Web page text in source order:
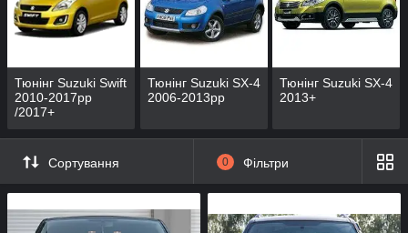
Тюнінг Suzuki Swift
2010-2017рр
/2017+
Тюнінг Suzuki SX-4
2006-2013рр
Тюнінг Suzuki SX-4
2013+
Сортування 0 Фільтри